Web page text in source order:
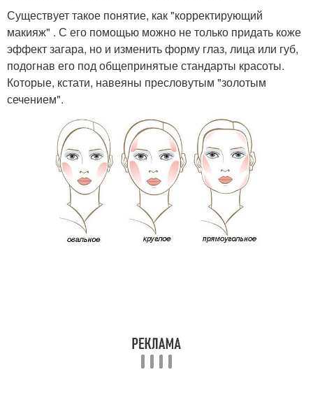
Существует такое понятие, как "корректирующий
макияж" . С его помощью можно не только придать коже
эффект загара, но и изменить форму глаз, лица или губ,
подогнав его под общепринятые стандарты красоты.
Которые, кстати, навеяны пресловутым "золотым
сечением".